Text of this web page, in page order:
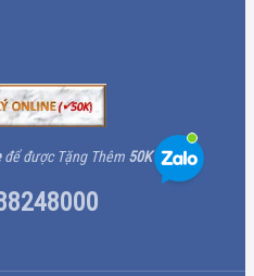
để được Tặng Thêm 50K